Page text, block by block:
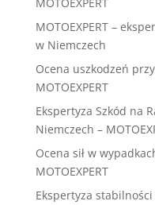
MOTOEXPERT –
w Niemczech
Ocena uszkodzeń
MOTOEXPERT
Ekspertyza Szkód na
Niemczech –
Ocena sił w
MOTOEXPERT
Ekspertyza